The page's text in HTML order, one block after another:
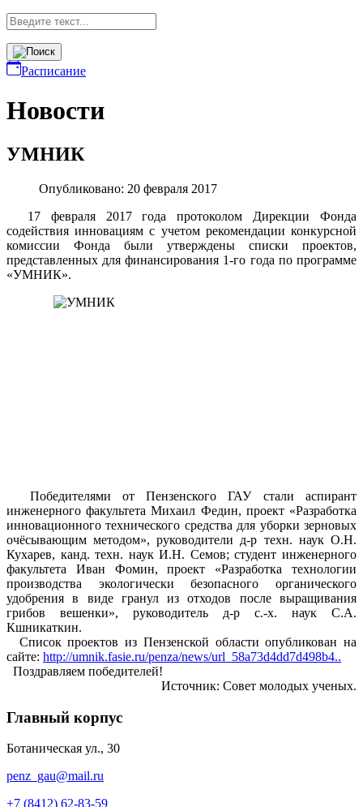
Расписание
Новости
УМНИК
Опубликовано: 20 февраля 2017
17 февраля 2017 года протоколом Дирекции Фонда
содействия инновациям с учетом рекомендации конкурсной
комиссии Фонда были утверждены списки проектов,
представленных для финансирования 1-го года по программе
«УМНИК».
Победителями от Пензенского ГАУ стали аспирант
инженерного факультета Михаил Федин, проект «Разработка
инновационного технического средства для уборки зерновых
очёсывающим методом», руководители д-р техн. наук О.Н.
Кухарев, канд. техн. наук И.Н. Семов; студент инженерного
факультета Иван Фомин, проект «Разработка технологии
производства экологически безопасного органического
удобрения в виде гранул из отходов после выращивания
грибов вешенки», руководитель д-р с.-х. наук С.А.
Кшникаткин.
Список проектов из Пензенской области опубликован на
сайте: http://umnik.fasie.ru/penza/news/url_58a73d4dd7d498b4..
Поздравляем победителей!
Источник: Совет молодых ученых.
Главный корпус
Ботаническая ул., 30
penz_gau@mail.ru
+7 (8412) 62-83-59